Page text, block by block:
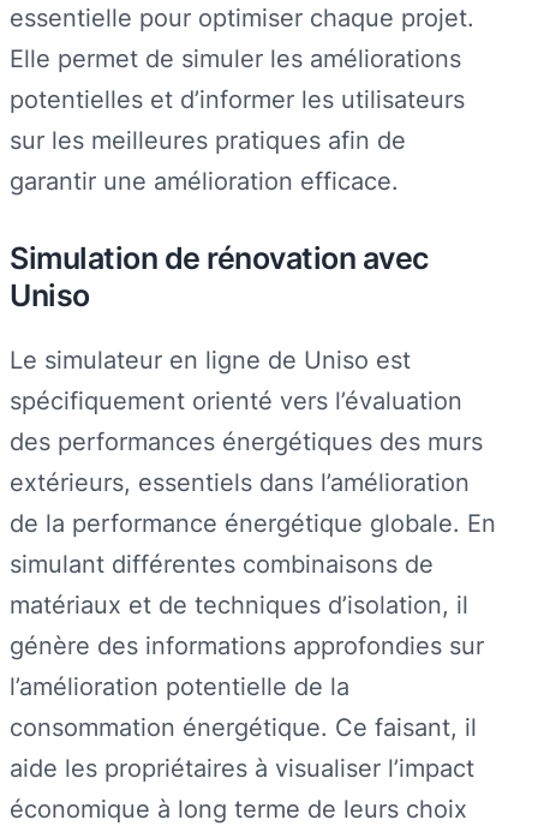
essentielle pour optimiser chaque projet.
Elle permet de simuler les améliorations
potentielles et d’informer les utilisateurs
sur les meilleures pratiques afin de
garantir une amélioration efficace.
Simulation de rénovation avec
Uniso
Le simulateur en ligne de Uniso est
spécifiquement orienté vers l’évaluation
des performances énergétiques des murs
extérieurs, essentiels dans l’amélioration
de la performance énergétique globale. En
simulant différentes combinaisons de
matériaux et de techniques d’isolation, il
génère des informations approfondies sur
l’amélioration potentielle de la
consommation énergétique. Ce faisant, il
aide les propriétaires à visualiser l’impact
économique à long terme de leurs choix